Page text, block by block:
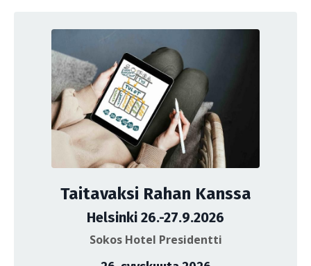
Taitavaksi Rahan Kanssa
Helsinki 26.-27.9.2026
Sokos Hotel Presidentti